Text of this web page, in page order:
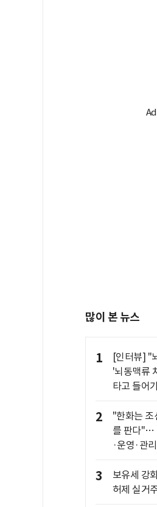
많이 본 뉴스
1
[인터뷰] "
'뇌동맥류
타고 들어
2
"한화는 조
를 판다"…
·운영·관
3
보유세 강
허제 실거